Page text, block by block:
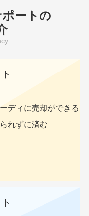
ートの
ディに売却ができる
れずに済む